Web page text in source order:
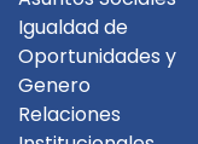
Igualdad de
Oportunidades y
Genero
Relaciones